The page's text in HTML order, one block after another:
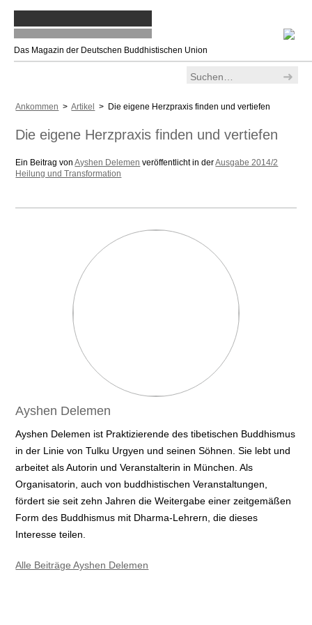
Das Magazin der Deutschen Buddhistischen Union
Ankommen >Artikel > Die eigene Herzpraxis finden und vertiefen
Die eigene Herzpraxis finden und vertiefen
Ein Beitrag vonAyshen Delemen veröffentlicht in derAusgabe 2014/2
Heilung und Transformation
Ayshen Delemen
Ayshen Delemen ist Praktizierende des tibetischen Buddhismus
in der Linie von Tulku Urgyen und seinen Söhnen. Sie lebt und
arbeitet als Autorin und Veranstalterin in München. Als
Organisatorin, auch von buddhistischen Veranstaltungen,
fördert sie seit zehn Jahren die Weitergabe einer zeitgemäßen
Form des Buddhismus mit Dharma-Lehrern, die dieses
Interesse teilen.
Alle Beiträge Ayshen Delemen